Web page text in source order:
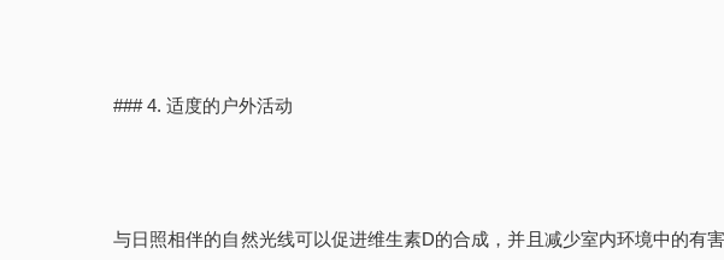
### 4. 适度的户外活动
与日照相伴的自然光线可以促进维生素D的合成，并且减少室内环境中的